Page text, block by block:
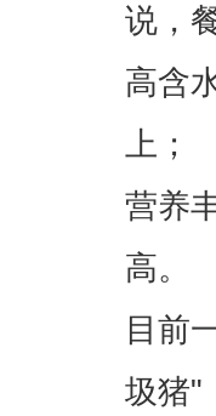
说，
高含
上；
营养
高。
目前
圾猪"